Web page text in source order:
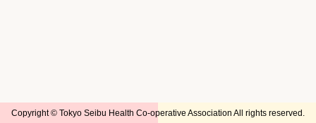
Copyright © Tokyo Seibu Health Co-operative Association All rights reserved.